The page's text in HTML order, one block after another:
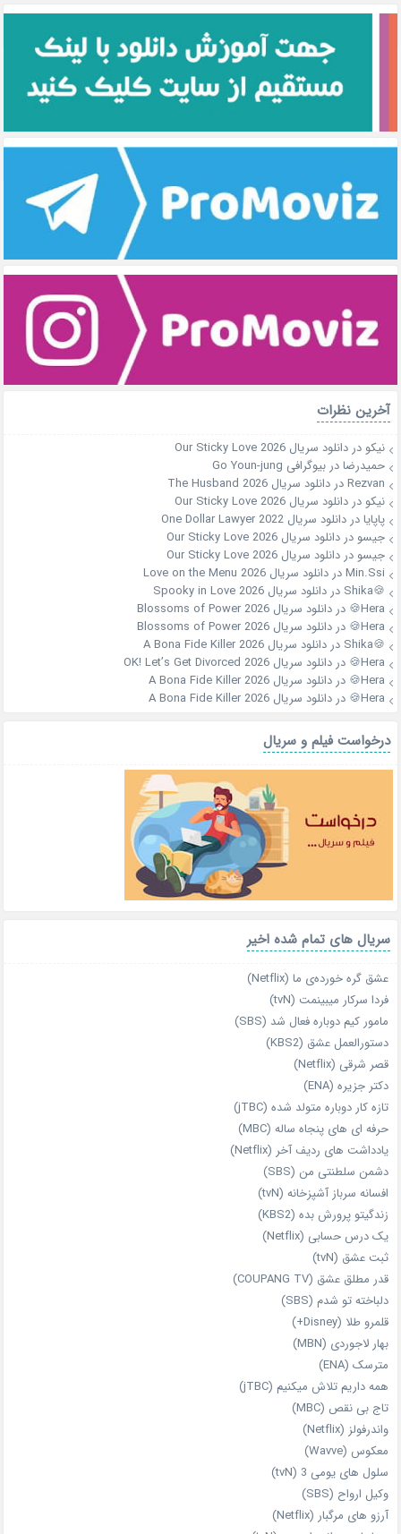
آخرین نظرات
نیکو دردانلود سریال Our Sticky Love 2026
حمیدرضادربیوگرافی Go Youn-jung
Rezvanدردانلود سریال The Husband 2026
نیکو دردانلود سریال Our Sticky Love 2026
پاپایادردانلود سریال One Dollar Lawyer 2022
جیسو دردانلود سریال Our Sticky Love 2026
جیسو دردانلود سریال Our Sticky Love 2026
Min.Ssiدردانلود سریال Love on the Menu 2026
🍪Shika
دردانلود سریال Spooky in Love 2026
Hera🍪
دردانلود سریال Blossoms of Power 2026
Hera🍪
دردانلود سریال Blossoms of Power 2026
🍪Shika
دردانلود سریال A Bona Fide Killer 2026
Hera🍪
دردانلود سریال OK! Let’s Get Divorced 2026
Hera🍪
دردانلود سریال A Bona Fide Killer 2026
Hera🍪
دردانلود سریال A Bona Fide Killer 2026
درخواست فیلم و سریال
سریال های تمام شده اخیر
عشق گره خورده‌ی ما (Netflix)
فردا سرکار میبینمت (tvN)
مامور کیم دوباره فعال شد (SBS)
دستورالعمل عشق (KBS2)
قصر شرقی (Netflix)
دکتر جزیره (ENA)
تازه‌ کار دوباره‌ متولد شده (jTBC)
حرفه‌ ای‌ های پنجاه‌ ساله (MBC)
یادداشت‌ های ردیف آخر (Netflix)
دشمن سلطنتی من (SBS)
افسانه سرباز آشپزخانه (tvN)
زندگیتو پرورش بده (KBS2)
یک درس حسابی (Netflix)
ثبت عشق (tvN)
قدر مطلق عشق (COUPANG TV)
دلباخته تو شدم (SBS)
قلمرو طلا (Disney+)
بهار لاجوردی (MBN)
مترسک (ENA)
همه داریم تلاش میکنیم (jTBC)
تاج بی‌ نقص (MBC)
واندرفولز (Netflix)
معکوس (Wavve)
سلول های یومی 3 (tvN)
وکیل ارواح (SBS)
آرزو های مرگبار (Netflix)